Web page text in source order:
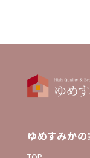
ゆめすみかの